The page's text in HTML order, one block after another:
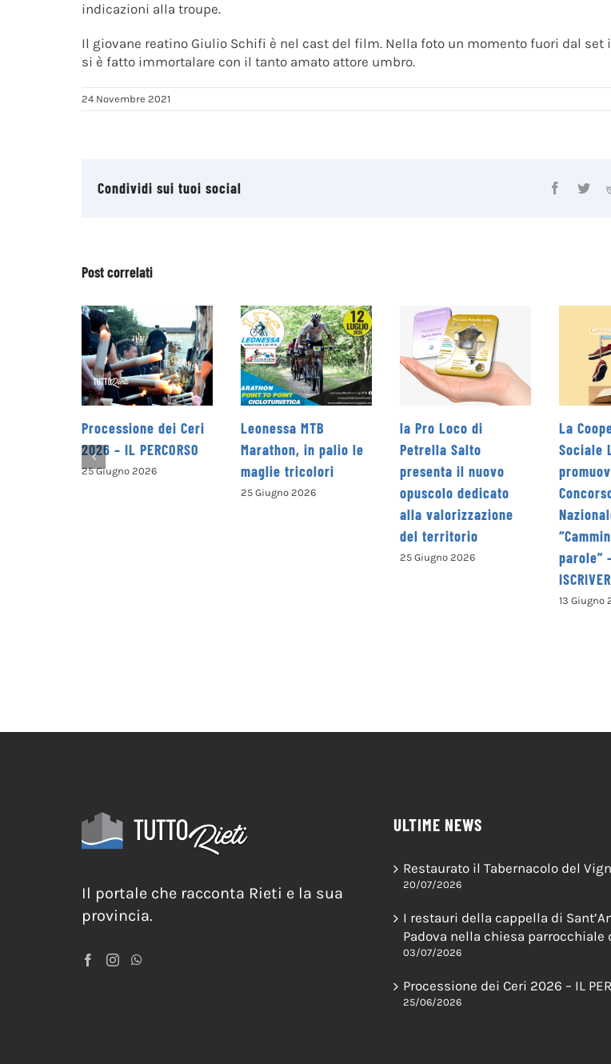
indicazioni alla troupe.
Il giovane reatino Giulio Schifi è nel cast del film. Nella foto un momento fuori dal set
si è fatto immortalare con il tanto amato attore umbro.
24 Novembre 2021
Condividi sui tuoi social Facebook
Post correlati
dei Ceri
– IL PERCORSO
Leonessa MTB
Marathon, in palio le
maglie tricolori
la Pro Loco di
Petrella Salto
presenta il nuovo
opuscolo dedicato
alla valorizzazione
La Cooperativa
Sociale Levante
promuove il 1°
Concorso Letterario
Nazionale
“Camminando tra le
parole” – COME
Il portale che racconta Rieti e la sua
provincia.
ULTIME NEWS
Restaurato il Tabernacolo del
20/07/2026
I restauri della cappella di
Padova nella chiesa parrocchiale
03/07/2026
Processione dei Ceri 2026 – IL
25/06/2026